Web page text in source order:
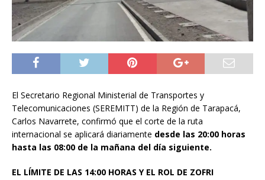
El Secretario Regional Ministerial de Transportes y
Telecomunicaciones (SEREMITT) de la Región de Tarapacá,
Carlos Navarrete, confirmó que el corte de la ruta
internacional se aplicará diariamente desde las 20:00 horas
hasta las 08:00 de la mañana del día siguiente.
EL LÍMITE DE LAS 14:00 HORAS Y EL ROL DE ZOFRI